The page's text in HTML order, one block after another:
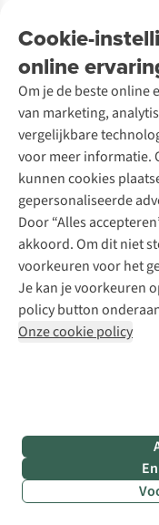
Na de inspanning
de tochten altijd te
en winter is het prettig
gezellige gloed in te
stoof te warmen. Het
wacht voor Anna en
wandeling fantaseren.
streekbiertje. Sarah
mountainbiken
horeca terug open
wandelen. Maar laat
uit te trekken!
Cookie-
online
Om je de beste online
van marketing,
vergelijkbare
voor meer informatie.
kunnen cookies
gepersonaliseerde
Door “Alles
akkoord. Om dit niet
voorkeuren voor het
Je kan je voorkeuren
policy button
Onze cookie policy